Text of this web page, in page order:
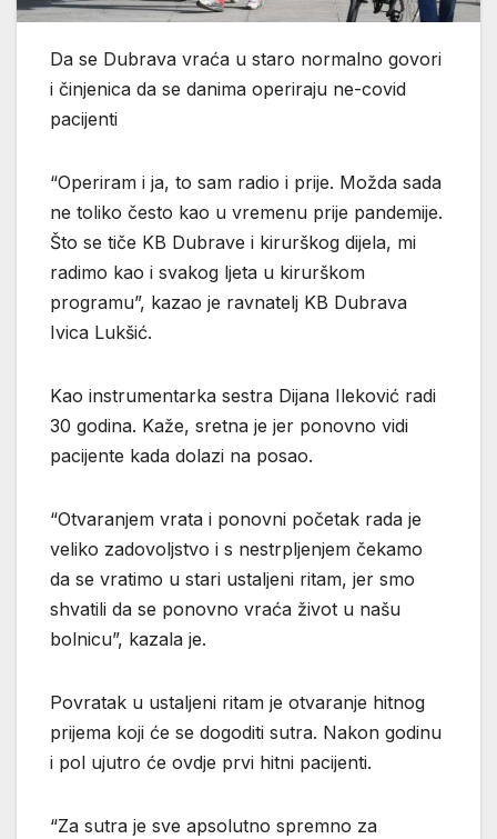
Da se Dubrava vraća u staro normalno govori
i činjenica da se danima operiraju ne-covid
pacijenti
“Operiram i ja, to sam radio i prije. Možda sada
ne toliko često kao u vremenu prije pandemije.
Što se tiče KB Dubrave i kirurškog dijela, mi
radimo kao i svakog ljeta u kirurškom
programu”, kazao je ravnatelj KB Dubrava
Ivica Lukšić.
Kao instrumentarka sestra Dijana Ileković radi
30 godina. Kaže, sretna je jer ponovno vidi
pacijente kada dolazi na posao.
“Otvaranjem vrata i ponovni početak rada je
veliko zadovoljstvo i s nestrpljenjem čekamo
da se vratimo u stari ustaljeni ritam, jer smo
shvatili da se ponovno vraća život u našu
bolnicu”, kazala je.
Povratak u ustaljeni ritam je otvaranje hitnog
prijema koji će se dogoditi sutra. Nakon godinu
i pol ujutro će ovdje prvi hitni pacijenti.
“Za sutra je sve apsolutno spremno za